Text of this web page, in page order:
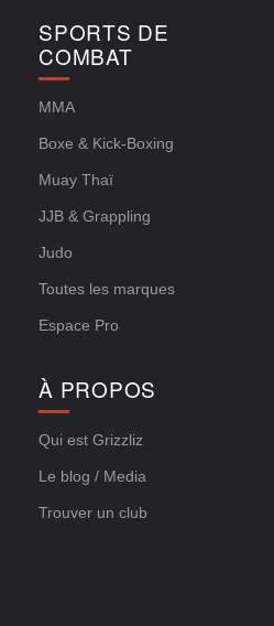
SPORTS DE
COMBAT
MMA
Boxe & Kick-Boxing
Muay Thaï
JJB & Grappling
Judo
Toutes les marques
Espace Pro
À PROPOS
Qui est Grizzliz
Le blog / Media
Trouver un club